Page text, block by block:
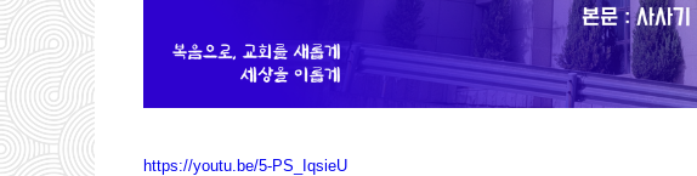
https://youtu.be/5-PS_IqsieU